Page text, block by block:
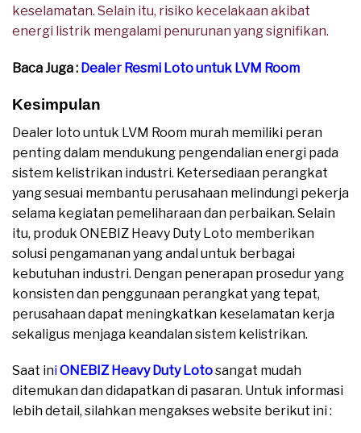
keselamatan. Selain itu, risiko kecelakaan akibat
energi listrik mengalami penurunan yang signifikan.
Baca Juga : Dealer Resmi Loto untuk LVM Room
Kesimpulan
Dealer loto untuk LVM Room murah memiliki peran
penting dalam mendukung pengendalian energi pada
sistem kelistrikan industri. Ketersediaan perangkat
yang sesuai membantu perusahaan melindungi pekerja
selama kegiatan pemeliharaan dan perbaikan. Selain
itu, produk ONEBIZ Heavy Duty Loto memberikan
solusi pengamanan yang andal untuk berbagai
kebutuhan industri. Dengan penerapan prosedur yang
konsisten dan penggunaan perangkat yang tepat,
perusahaan dapat meningkatkan keselamatan kerja
sekaligus menjaga keandalan sistem kelistrikan.
Saat iniONEBIZ Heavy Duty Lotosangat mudah
ditemukan dan didapatkan di pasaran. Untuk informasi
lebih detail, silahkan mengakses website berikut ini :